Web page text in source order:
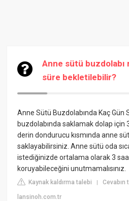
Anne sütü buzdolabı
süre bekletilebilir?
Anne Sütü Buzdolabında Kaç Gün
buzdolabında saklamak dolap için
derin dondurucu kısmında anne
saklayabilirsiniz. Anne sütü oda
istediğinizde ortalama olarak 3
koruyabileceğini unutmamalısınız.
Kaynak kaldırma talebi |Cevabın
lansinoh.com.tr